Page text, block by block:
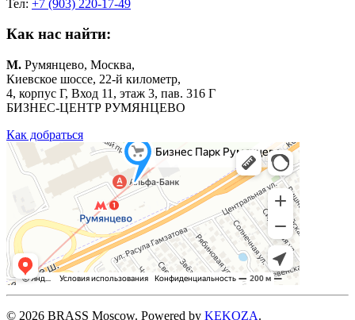
Тел: +7 (903) 220-17-49
Как нас найти:
М. Румянцево, Москва,
Киевское шоссе, 22-й километр,
4, корпус Г, Вход 11, этаж 3, пав. 316 Г
БИЗНЕС-ЦЕНТР РУМЯНЦЕВО
Как добраться
© 2026 BRASS Moscow. Powered by KEKOZA.